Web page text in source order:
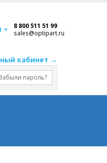
8 800 511 51 99
sales@optipart.ru
кабинет →
пароль?